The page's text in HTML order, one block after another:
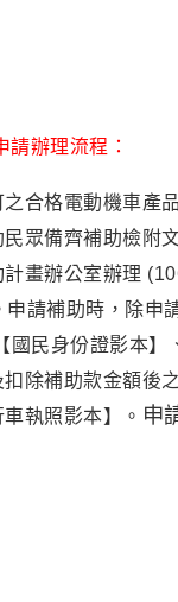
請辦理流程：
合格電動機車產
眾備齊補助檢附
畫辦公室辦理
請補助時，除申
【 國民身份證影本】
除補助款金額後
執照影本】 。 申